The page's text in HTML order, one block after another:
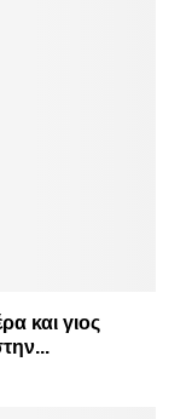
και γιος